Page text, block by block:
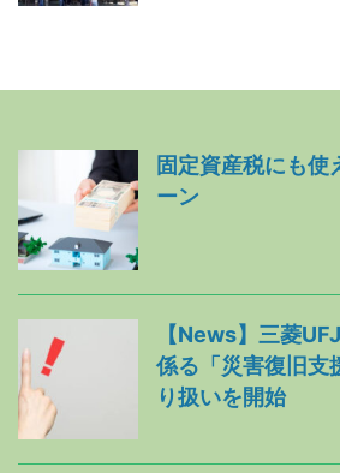
固定資産税にも使
ーン
【News】三菱
係る「災害復旧支
り扱いを開始